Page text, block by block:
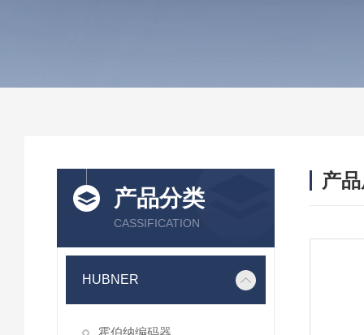
产品分类
CASSIFICATION
HUBNER
霍伯纳编码器
产